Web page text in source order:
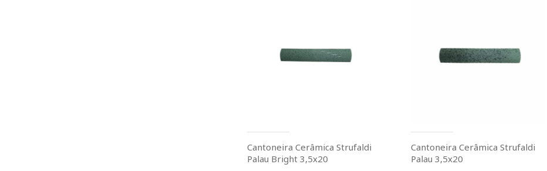
Cantoneira Cerâmica Strufaldi
Palau Bright 3,5x20
Cantoneira Cerâmica Strufaldi
Palau 3,5x20